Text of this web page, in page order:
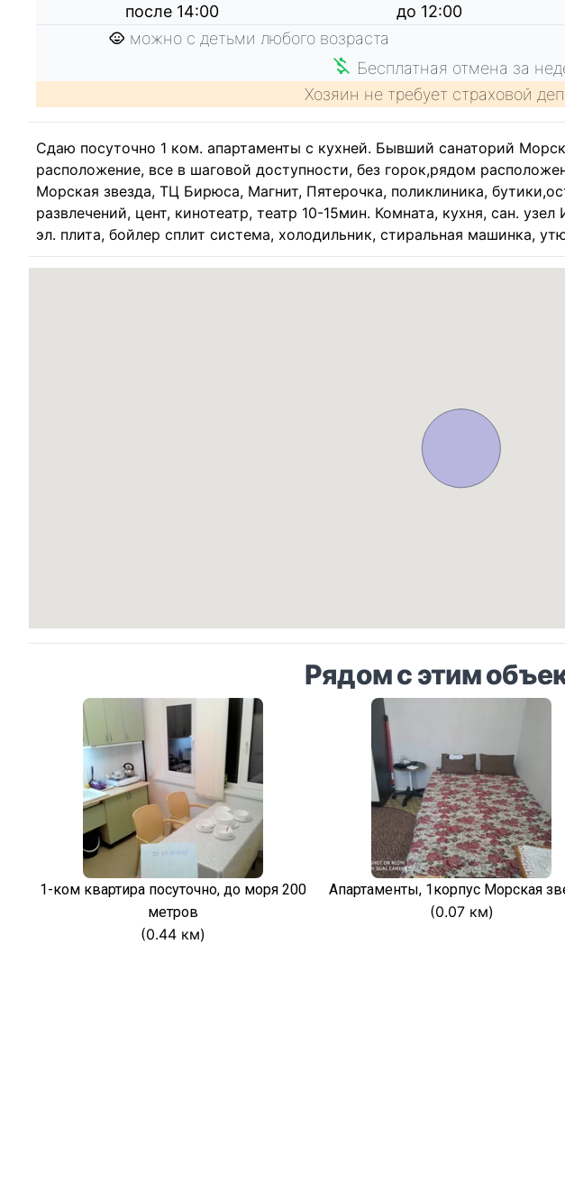
после 14:00
до 12:00
можно с детьми любого возраста
Бесплатная отмена за
Хозяин не требует страховой
Сдаю посуточно 1 ком. апартаменты с кухней. Бывший санаторий
расположение, все в шаговой доступности, без горок,рядом
Морская звезда, ТЦ Бирюса, Магнит, Пятерочка, поликлиника,
развлечений, цент, кинотеатр, театр 10-15мин. Комната, кухня, сан.
эл. плита, бойлер сплит система, холодильник, стиральная машинка,
Рядом с этим
1-ком квартира посуточно, до моря 200
метров
(0.44 км)
Апартаменты, 1корпус Морская
(0.07 км)